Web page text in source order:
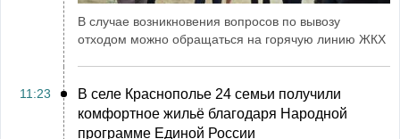
В случае возникновения вопросов по вывозу
отходом можно обращаться на горячую линию ЖКХ
11:23
В селе Краснополье 24 семьи получили
комфортное жильё благодаря Народной
программе Единой России